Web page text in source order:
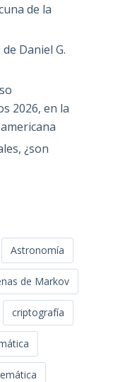
de la
Daniel G.
2026, en la
¿son
Astronomía
de Markov
criptografía